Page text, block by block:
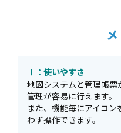
Ⅰ：使いやすさ
地図システムと管理帳票
管理が容易に行えます。
また、機能毎にアイコ
わず操作できます。